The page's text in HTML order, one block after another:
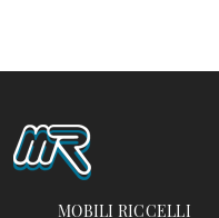
MOBILI RICCELLI